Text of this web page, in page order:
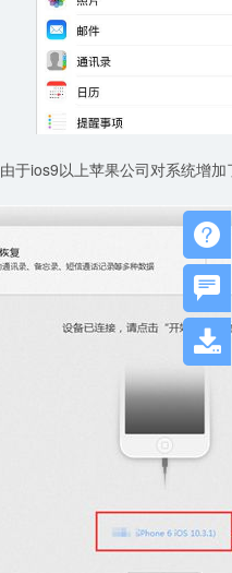
于ios9以上苹果公司对系统增


